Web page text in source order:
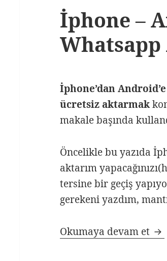
İphone –
Whatsapp
İphone’dan
ücretsiz aktarmak
makale başında
Öncelikle bu yazıda
aktarım
tersine bir geçiş
gerekeni yazdım,
Okumaya devam et